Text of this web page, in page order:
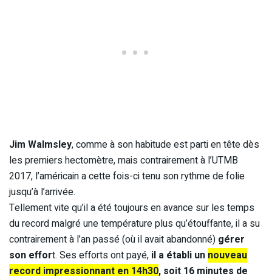
Jim Walmsley, comme à son habitude est parti en tête dès
les premiers hectomètre, mais contrairement à l’UTMB
2017, l’américain a cette fois-ci tenu son rythme de folie
jusqu’à l’arrivée.
Tellement vite qu’il a été toujours en avance sur les temps
du record malgré une température plus qu’étouffante, il a su
contrairement à l’an passé (où il avait abandonné) gérer
son effort. Ses efforts ont payé, il a établi un nouveau
record impressionnant en 14h30, soit 16 minutes de